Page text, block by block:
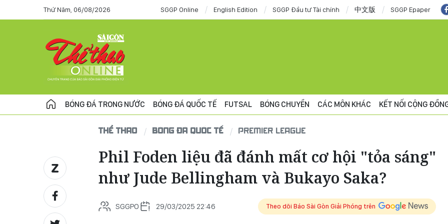
Thứ Năm, 06/08/2026 SGGP Online English Edition SGGP Đầu tư Tài chính 中文版 SGGP Epaper
BÓNG ĐÁ TRONG NƯỚC BÓNG ĐÁ QUỐC TẾ FUTSAL BÓNG CHUYỀN CÁC MÔN KHÁC KẾT NỐI CỘNG
THỂ THAO BÓNG ĐÁ QUỐC TẾ PREMIER LEAGUE
Phil Foden liệu đã đánh mất cơ hội "tỏa sáng"
như Jude Bellingham và Bukayo Saka?
SGGPO 29/03/2025 22:46 Theo dõi Báo Sài Gòn Giải Phóng trên